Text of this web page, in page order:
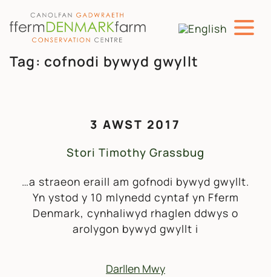
Neidio i'r cynnwys
PRIF LYWIO
Tag: cofnodi bywyd gwyllt
3 AWST 2017
Stori Timothy Grassbug
…a straeon eraill am gofnodi bywyd gwyllt.
Yn ystod y 10 mlynedd cyntaf yn Fferm
Denmark, cynhaliwyd rhaglen ddwys o
arolygon bywyd gwyllt i
Darllen Mwy